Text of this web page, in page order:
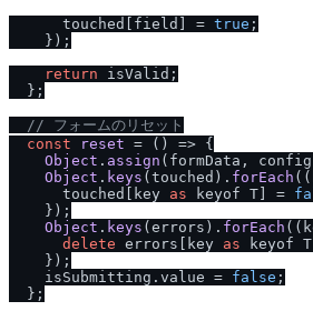
      touched[field] =
true ;
    });
return isValid;
  };
/ / フォームのリセット
const
reset = ( ) => {
Object . assign (formData,
Object . keys (touched). forEach ( (
      touched[key
as keyof T] =
    });
Object . keys (errors). forEach ( (
delete errors[key as keyof
    });
    isSubmitting.
value = false ;
  };